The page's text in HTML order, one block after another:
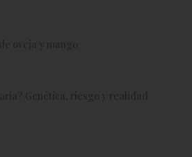
oveja y mango
Genética, riesgo y realidad